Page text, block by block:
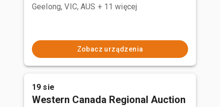
Geelong, VIC, AUS + 11 więcej
Zobacz urządzenia
19 sie
Western Canada Regional Auction